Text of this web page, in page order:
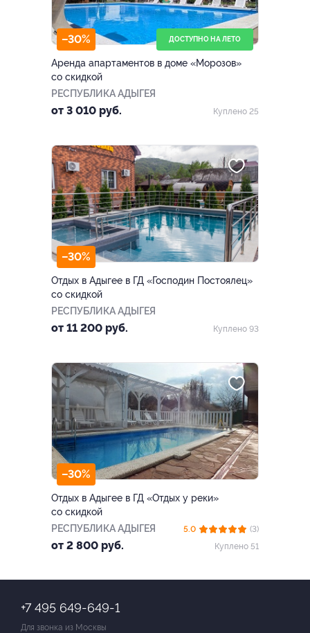
–30% ДОСТУПНО НА ЛЕТО
Аренда апартаментов в доме «Морозов»
со скидкой
РЕСПУБЛИКА АДЫГЕЯ
от 3 010 руб. Куплено 25
–30%
Отдых в Адыгее в ГД «Господин Постоялец»
со скидкой
РЕСПУБЛИКА АДЫГЕЯ
от 11 200 руб. Куплено 93
–30%
Отдых в Адыгее в ГД «Отдых у реки»
со скидкой
РЕСПУБЛИКА АДЫГЕЯ
от 2 800 руб.
5.0
(3)
Куплено 51
+7 495 649-649-1
Для звонка из Москвы